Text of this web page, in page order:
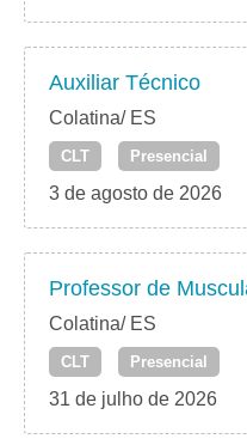
Auxiliar Técnico
Colatina/ ES
CLT Presencial
3 de agosto de 2026
Professor de
Colatina/ ES
CLT Presencial
31 de julho de 2026